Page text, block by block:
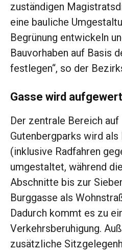
zuständigen
eine bauliche
Begrünung entwickeln
Bauvorhaben auf Basis
festlegen“, so der
Gasse wird
Der zentrale Bereich auf
Gutenbergparks wird als
(inklusive Radfahren
umgestaltet, während
Abschnitte bis zur
Burggasse als
Dadurch kommt es zu
Verkehrsberuhigung.
zusätzliche